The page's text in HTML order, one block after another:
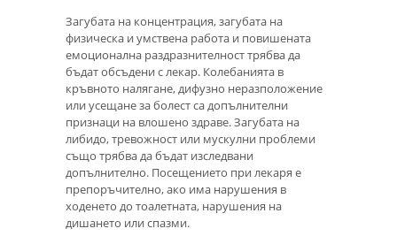
Загубата на концентрация, загубата на
физическа и умствена работа и повишената
емоционална раздразнителност трябва да
бъдат обсъдени с лекар. Колебанията в
кръвното налягане, дифузно неразположение
или усещане за болест са допълнителни
признаци на влошено здраве. Загубата на
либидо, тревожност или мускулни проблеми
също трябва да бъдат изследвани
допълнително. Посещението при лекаря е
препоръчително, ако има нарушения в
ходенето до тоалетната, нарушения на
дишането или спазми.